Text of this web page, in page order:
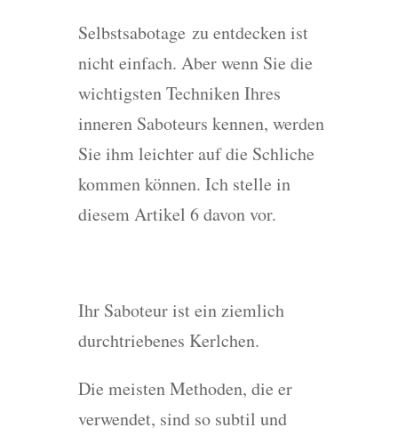
Selbstsabotage zu entdecken ist
nicht einfach. Aber wenn Sie die
wichtigsten Techniken Ihres
inneren Saboteurs kennen, werden
Sie ihm leichter auf die Schliche
kommen können. Ich stelle in
diesem Artikel 6 davon vor.
Ihr Saboteur ist ein ziemlich
durchtriebenes Kerlchen.
Die meisten Methoden, die er
verwendet, sind so subtil und